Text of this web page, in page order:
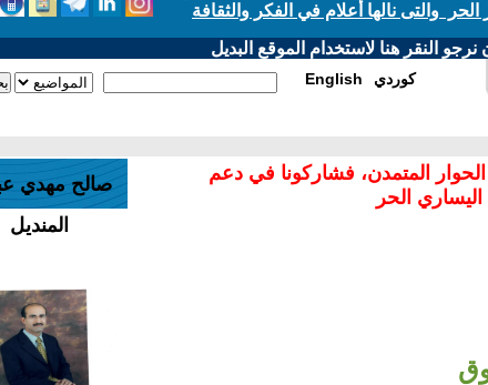
والتى نالها أعلام في الفكر والثقافة
النقر هنا لاستخدام الموقع البديل
English كوردي
المتمدن، فشاركونا في دعم
الحر
صالح مهدي
المنديل